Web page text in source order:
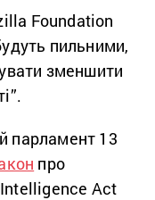
Foundation
пильними,
зменшити
парламент 13
про
Act